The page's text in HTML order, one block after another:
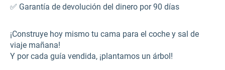
✅ Garantía de devolución del dinero por 90 días
¡Construye hoy mismo tu cama para el coche y sal de
viaje mañana!
Y por cada guía vendida, ¡plantamos un árbol!